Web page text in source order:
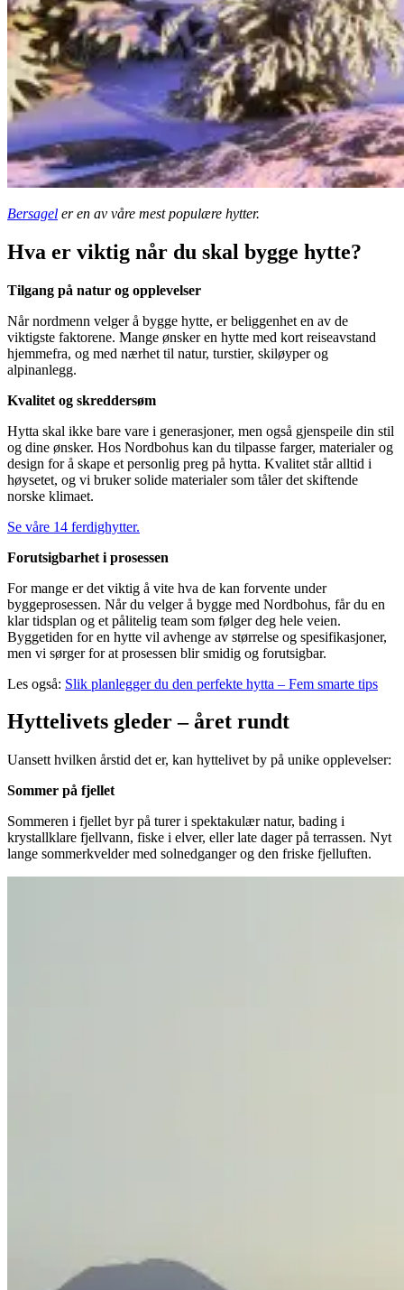
Bersagel er en av våre mest populære hytter.
Hva er viktig når du skal bygge hytte?
Tilgang på natur og opplevelser
Når nordmenn velger å bygge hytte, er beliggenhet en av de
viktigste faktorene. Mange ønsker en hytte med kort reiseavstand
hjemmefra, og med nærhet til natur, turstier, skiløyper og
alpinanlegg.
Kvalitet og skreddersøm
Hytta skal ikke bare vare i generasjoner, men også gjenspeile din stil
og dine ønsker. Hos Nordbohus kan du tilpasse farger, materialer og
design for å skape et personlig preg på hytta. Kvalitet står alltid i
høysetet, og vi bruker solide materialer som tåler det skiftende
norske klimaet.
Se våre 14 ferdighytter.
Forutsigbarhet i prosessen
For mange er det viktig å vite hva de kan forvente under
byggeprosessen. Når du velger å bygge med Nordbohus, får du en
klar tidsplan og et pålitelig team som følger deg hele veien.
Byggetiden for en hytte vil avhenge av størrelse og spesifikasjoner,
men vi sørger for at prosessen blir smidig og forutsigbar.
Les også: Slik planlegger du den perfekte hytta – Fem smarte tips
Hyttelivets gleder – året rundt
Uansett hvilken årstid det er, kan hyttelivet by på unike opplevelser:
Sommer på fjellet
Sommeren i fjellet byr på turer i spektakulær natur, bading i
krystallklare fjellvann, fiske i elver, eller late dager på terrassen. Nyt
lange sommerkvelder med solnedganger og den friske fjelluften.